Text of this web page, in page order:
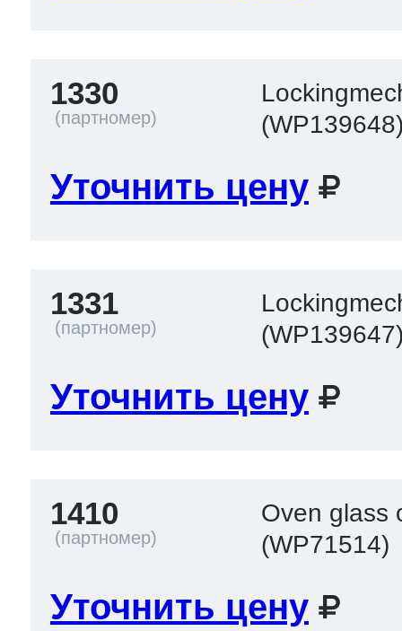
1330
Уточнить цену
1331
Уточнить цену
1410
Oven glass
(WP71514)
Уточнить цену